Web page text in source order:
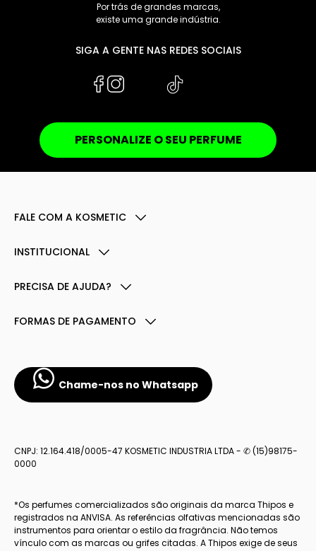
Por trás de grandes marcas,
existe uma grande indústria.
SIGA A GENTE NAS REDES SOCIAIS
PERSONALIZE O SEU PERFUME
FALE COM A KOSMETIC
INSTITUCIONAL
PRECISA DE AJUDA?
FORMAS DE PAGAMENTO
Chame-nos no Whatsapp
CNPJ: 12.164.418/0005-47 KOSMETIC INDUSTRIA LTDA - ✆ (15)98175-
0000
*Os perfumes comercializados são originais da marca Thipos e
registrados na ANVISA. As referências olfativas mencionadas são
instrumentos para orientar o estilo da fragrância. Não temos
vínculo com as marcas ou grifes citadas. A Thipos exige de seus